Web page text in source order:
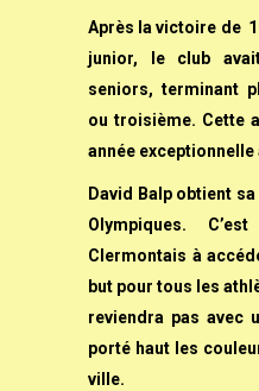
Après la victoire de
junior, le club
seniors, terminant
ou troisième. Cette
année
David Balp obtient
Olympiques.
Clermontais à
but pour tous les
reviendra pas avec
porté haut les
ville.